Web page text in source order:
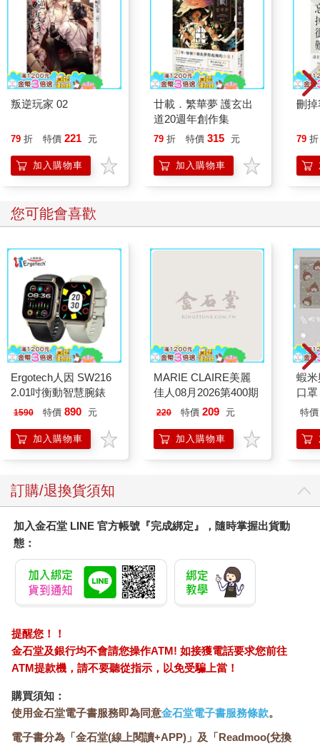
叛逆玩家 02
79 折 特價 221 元
加入購物車
廿載．繁華夢 護玄出
道20週年創作集
79 折 特價 315 元
加入購物車
刪
79 折
您可能會喜歡
Ergotech人因 SW216
2.01吋衡動智慧腕錶
1590 特價 890 元
加入購物車
MARIE CLAIRE美麗
佳人08月2026第400期
220 特價 209 元
加入購物車
蝦
口
特價
訂購/退換貨須知
加入金石堂 LINE 官方帳號『完成綁定』，隨時掌握出貨動
態：
提醒您！！
金石堂及銀行均不會請您操作ATM! 如接獲電話要求您前往
ATM提款機，請不要聽從指示，以免受騙上當！
購買須知：
使用金石堂電子書服務即為同意金石堂電子書服務條款。
電子書分為「金石堂(線上閱讀+APP)」及「Readmoo(兌換